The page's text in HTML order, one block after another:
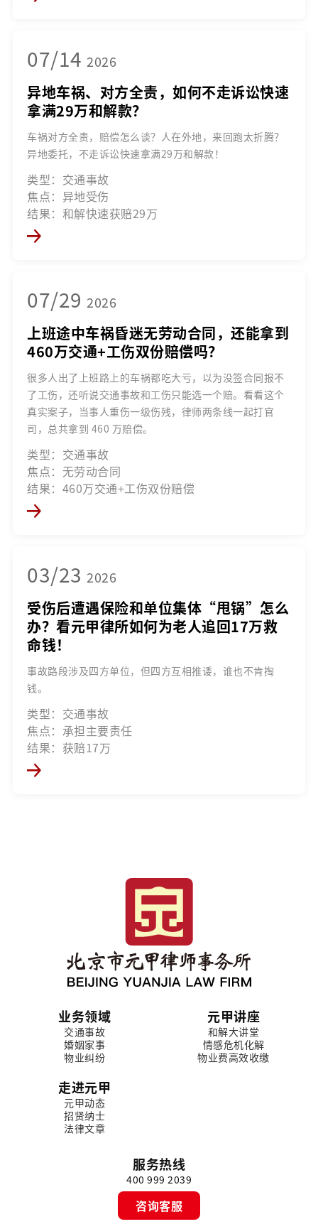
07/14 2026
异地车祸、对方全责，如何不走诉讼快速
拿满29万和解款？
车祸对方全责，赔偿怎么谈？人在外地，来回跑太折腾？
异地委托，不走诉讼快速拿满29万和解款！
类型：交通事故
焦点：异地受伤
结果：和解快速获赔29万
07/29 2026
上班途中车祸昏迷无劳动合同，还能拿到
460万交通+工伤双份赔偿吗？
很多人出了上班路上的车祸都吃大亏，以为没签合同报不
了工伤，还听说交通事故和工伤只能选一个赔。看看这个
真实案子，当事人重伤一级伤残，律师两条线一起打官
司，总共拿到 460 万赔偿。
类型：交通事故
焦点：无劳动合同
结果：460万交通+工伤双份赔偿
03/23 2026
受伤后遭遇保险和单位集体“甩锅”怎么
办？看元甲律所如何为老人追回17万救
命钱！
事故路段涉及四方单位，但四方互相推诿，谁也不肯掏
钱。
类型：交通事故
焦点：承担主要责任
结果：获赔17万
业务领域
交通事故
婚姻家事
物业纠纷
元甲讲座
和解大讲堂
情感危机化解
物业费高效收缴
走进元甲
元甲动态
招贤纳士
法律文章
服务热线
400 999 2039
咨询客服